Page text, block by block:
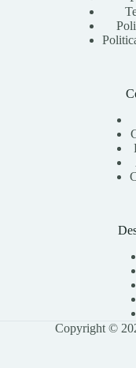
Copyright ©